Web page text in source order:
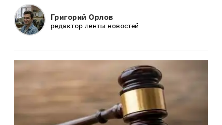
Григорий Орлов
редактор ленты новостей